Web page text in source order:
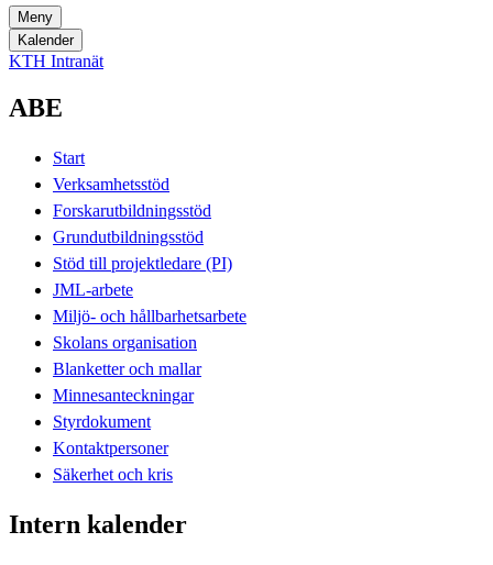
Meny
Kalender
KTH Intranät
ABE
Start
Verksamhetsstöd
Forskarutbildningsstöd
Grundutbildningsstöd
Stöd till projektledare (PI)
JML-arbete
Miljö- och hållbarhetsarbete
Skolans organisation
Blanketter och mallar
Minnesanteckningar
Styrdokument
Kontaktpersoner
Säkerhet och kris
Intern kalender